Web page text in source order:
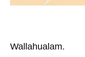
Wallahualam.